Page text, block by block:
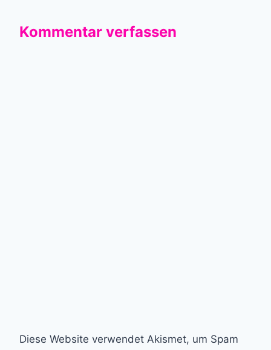
Kommentar verfassen
Diese Website verwendet Akismet, um Spam